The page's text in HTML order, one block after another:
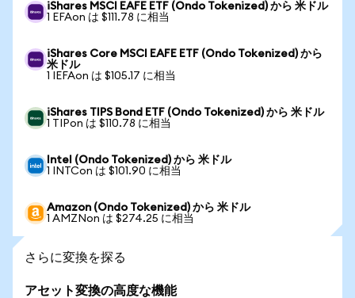
iShares MSCI EAFE ETF (Ondo Tokenized) から 米ドル
1 EFAon は $111.78 に相当
iShares Core MSCI EAFE ETF (Ondo Tokenized) から
米ドル
1 IEFAon は $105.17 に相当
iShares TIPS Bond ETF (Ondo Tokenized) から 米ドル
1 TIPon は $110.78 に相当
Intel (Ondo Tokenized) から 米ドル
1 INTCon は $101.90 に相当
Amazon (Ondo Tokenized) から 米ドル
1 AMZNon は $274.25 に相当
さらに変換を探る
アセット変換の高度な機能